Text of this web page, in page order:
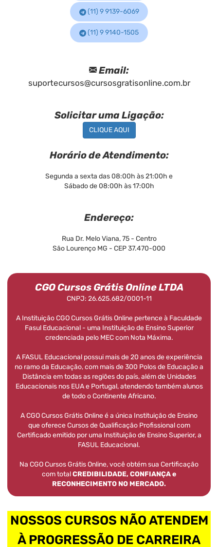
(11) 9 9139-6069
(11) 9 9140-1505
Email:
suportecursos@cursosgratisonline.com.br
Solicitar uma Ligação:
CLIQUE AQUI
Horário de Atendimento:
Segunda a sexta das 08:00h às 21:00h e
Sábado de 08:00h às 17:00h
Endereço:
Rua Dr. Melo Viana, 75 - Centro
São Lourenço MG - CEP 37.470-000
CGO Cursos Grátis Online LTDA
CNPJ: 26.625.682/0001-11
A Instituição CGO Cursos Grátis Online pertence à Faculdade
Fasul Educacional - uma Instituição de Ensino Superior
credenciada pelo MEC com Nota Máxima.
A FASUL Educacional possui mais de 20 anos de experiência
no ramo da Educação, com mais de 300 Polos de Educação a
Distância em todas as regiões do país, além de Unidades
Educacionais nos EUA e Portugal, atendendo também alunos
de todo o Continente Africano.
A CGO Cursos Grátis Online é a única Instituição de Ensino
que oferece Cursos de Qualificação Profissional com
Certificado emitido por uma Instituição de Ensino Superior, a
FASUL Educacional.
Na CGO Cursos Grátis Online, você obtém sua Certificação
com totalCREDIBILIDADE, CONFIANÇA e
RECONHECIMENTO NO MERCADO.
NOSSOS CURSOS NÃO ATENDEM
À PROGRESSÃO DE CARREIRA